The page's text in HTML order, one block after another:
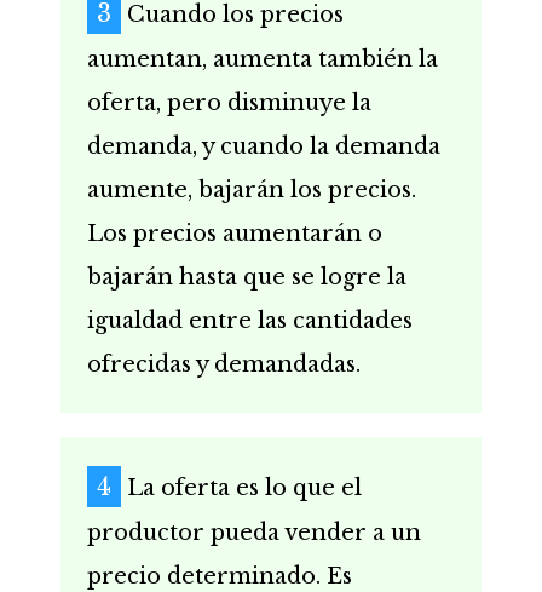
Cuando los precios
aumentan, aumenta también la
oferta, pero disminuye la
demanda, y cuando la demanda
aumente, bajarán los precios.
Los precios aumentarán o
bajarán hasta que se logre la
igualdad entre las cantidades
ofrecidas y demandadas.
La oferta es lo que el
productor pueda vender a un
precio determinado. Es